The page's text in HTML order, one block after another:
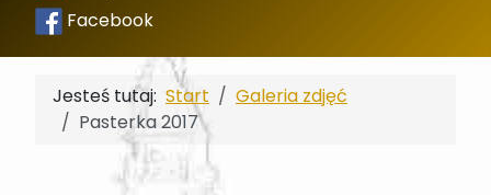
Facebook
Jesteś tutaj: Start
Galeria zdjęć
Pasterka 2017